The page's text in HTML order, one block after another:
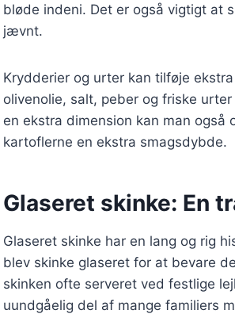
bløde indeni. Det er også vigtigt at
jævnt.
Krydderier og urter kan tilføje
olivenolie, salt, peber og friske
en ekstra dimension kan man
kartoflerne en ekstra smagsdybde.
Glaseret skinke: En
Glaseret skinke har en lang og rig
blev skinke glaseret for at bevare
skinken ofte serveret ved festlige
uundgåelig del af mange familiers